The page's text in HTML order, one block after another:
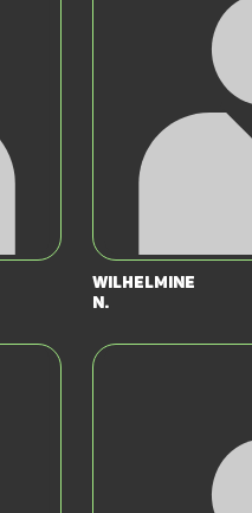
Wilhelmine
N.